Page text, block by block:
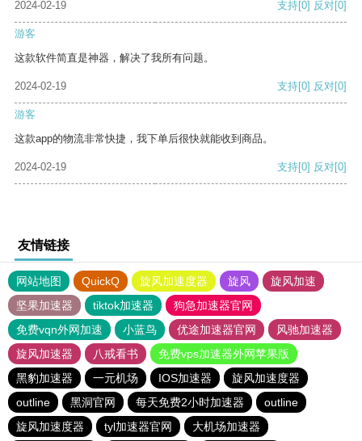
2024-02-19
支持[0] 反对[0]
游客
这款软件简直是神器，解决了我所有问题。
2024-02-19 支持[0] 反对[0]
游客
这款app的物流非常快捷，我下单后很快就能收到商品。
2024-02-19 支持[0] 反对[0]
友情链接
网站地图 QuickQ 旋风加速度器 旋风
旋风加速
坚果加速器
tiktok加速器
狗急加速器官网
免费vqn外网加速
小蓝鸟 优途加速器官网
风驰加速器
旋风加速器
八戒看书
免费vps加速器外网苹果版
黑豹加速器
一元机场 IOS加速器
旋风加速度器
outline
黑洞官网 每天免费2小时加速器
outline
旋风加速度器
tyl加速器官网 大机场加速器